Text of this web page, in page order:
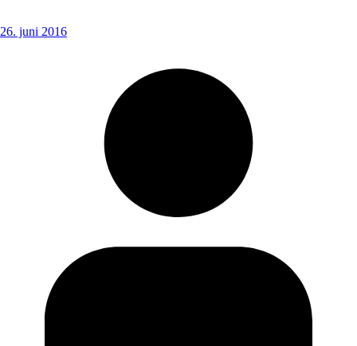
26. juni 2016